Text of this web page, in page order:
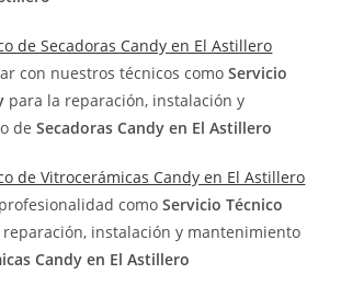
de Secadoras Candy en El Astillero
con nuestros técnicos comoServicio
para la reparación, instalación y
deSecadoras Candy en El Astillero
de Vitrocerámicas Candy en El Astillero
comoServicio Técnico
reparación, instalación y mantenimiento
Candy en El Astillero